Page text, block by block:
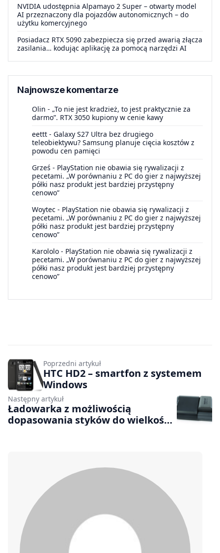
NVIDIA udostępnia Alpamayo 2 Super – otwarty model
AI przeznaczony dla pojazdów autonomicznych – do
użytku komercyjnego
Posiadacz RTX 5090 zabezpiecza się przed awarią złącza
zasilania… kodując aplikację za pomocą narzędzi AI
Najnowsze komentarze
Olin - „To nie jest kradzież, to jest praktycznie za
darmo”. RTX 3050 kupiony w cenie kawy
eettt - Galaxy S27 Ultra bez drugiego
teleobiektywu? Samsung planuje cięcia kosztów z
powodu cen pamięci
Grześ - PlayStation nie obawia się rywalizacji z
pecetami. „W porównaniu z PC do gier z najwyższej
półki nasz produkt jest bardziej przystępny
cenowo”
Woytec - PlayStation nie obawia się rywalizacji z
pecetami. „W porównaniu z PC do gier z najwyższej
półki nasz produkt jest bardziej przystępny
cenowo”
Karololo - PlayStation nie obawia się rywalizacji z
pecetami. „W porównaniu z PC do gier z najwyższej
półki nasz produkt jest bardziej przystępny
cenowo”
Poprzedni artykuł
HTC HD2 – smartfon z systemem
Windows
Następny artykuł
Ładowarka z możliwością
dopasowania styków do wielkości